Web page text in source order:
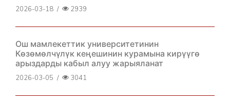
2026-03-18 / 2939
Ош мамлекеттик университетинин
Көзөмөлчүлүк кеңешинин курамына кирүүгө
арыздарды кабыл алуу жарыяланат
2026-03-05 / 3041